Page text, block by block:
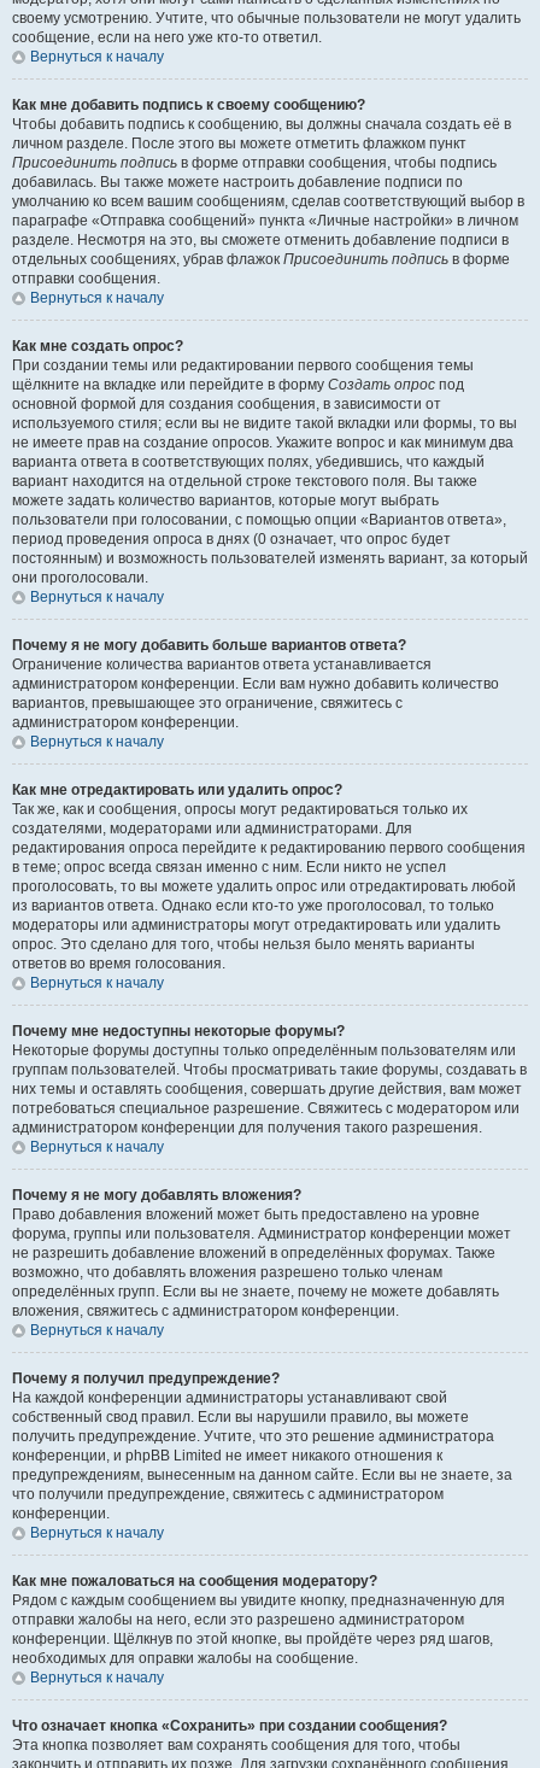
своему усмотрению. Учтите, что обычные пользователи не могут удалить
сообщение, если на него уже кто-то ответил.
Вернуться к началу
Как мне добавить подпись к своему сообщению?
Чтобы добавить подпись к сообщению, вы должны сначала создать её в
личном разделе. После этого вы можете отметить флажком пункт
Присоединить подпись в форме отправки сообщения, чтобы подпись
добавилась. Вы также можете настроить добавление подписи по
умолчанию ко всем вашим сообщениям, сделав соответствующий выбор в
параграфе «Отправка сообщений» пункта «Личные настройки» в личном
разделе. Несмотря на это, вы сможете отменить добавление подписи в
отдельных сообщениях, убрав флажок Присоединить подпись в форме
отправки сообщения.
Вернуться к началу
Как мне создать опрос?
При создании темы или редактировании первого сообщения темы
щёлкните на вкладке или перейдите в форму Создать опрос под
основной формой для создания сообщения, в зависимости от
используемого стиля; если вы не видите такой вкладки или формы, то вы
не имеете прав на создание опросов. Укажите вопрос и как минимум два
варианта ответа в соответствующих полях, убедившись, что каждый
вариант находится на отдельной строке текстового поля. Вы также
можете задать количество вариантов, которые могут выбрать
пользователи при голосовании, с помощью опции «Вариантов ответа»,
период проведения опроса в днях (0 означает, что опрос будет
постоянным) и возможность пользователей изменять вариант, за который
они проголосовали.
Вернуться к началу
Почему я не могу добавить больше вариантов ответа?
Ограничение количества вариантов ответа устанавливается
администратором конференции. Если вам нужно добавить количество
вариантов, превышающее это ограничение, свяжитесь с
администратором конференции.
Вернуться к началу
Как мне отредактировать или удалить опрос?
Так же, как и сообщения, опросы могут редактироваться только их
создателями, модераторами или администраторами. Для
редактирования опроса перейдите к редактированию первого сообщения
в теме; опрос всегда связан именно с ним. Если никто не успел
проголосовать, то вы можете удалить опрос или отредактировать любой
из вариантов ответа. Однако если кто-то уже проголосовал, то только
модераторы или администраторы могут отредактировать или удалить
опрос. Это сделано для того, чтобы нельзя было менять варианты
ответов во время голосования.
Вернуться к началу
Почему мне недоступны некоторые форумы?
Некоторые форумы доступны только определённым пользователям или
группам пользователей. Чтобы просматривать такие форумы, создавать в
них темы и оставлять сообщения, совершать другие действия, вам может
потребоваться специальное разрешение. Свяжитесь с модератором или
администратором конференции для получения такого разрешения.
Вернуться к началу
Почему я не могу добавлять вложения?
Право добавления вложений может быть предоставлено на уровне
форума, группы или пользователя. Администратор конференции может
не разрешить добавление вложений в определённых форумах. Также
возможно, что добавлять вложения разрешено только членам
определённых групп. Если вы не знаете, почему не можете добавлять
вложения, свяжитесь с администратором конференции.
Вернуться к началу
Почему я получил предупреждение?
На каждой конференции администраторы устанавливают свой
собственный свод правил. Если вы нарушили правило, вы можете
получить предупреждение. Учтите, что это решение администратора
конференции, и phpBB Limited не имеет никакого отношения к
предупреждениям, вынесенным на данном сайте. Если вы не знаете, за
что получили предупреждение, свяжитесь с администратором
конференции.
Вернуться к началу
Как мне пожаловаться на сообщения модератору?
Рядом с каждым сообщением вы увидите кнопку, предназначенную для
отправки жалобы на него, если это разрешено администратором
конференции. Щёлкнув по этой кнопке, вы пройдёте через ряд шагов,
необходимых для оправки жалобы на сообщение.
Вернуться к началу
Что означает кнопка «Сохранить» при создании сообщения?
Эта кнопка позволяет вам сохранять сообщения для того, чтобы